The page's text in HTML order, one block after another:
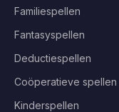
Familiespellen
Fantasyspellen
Deductiespellen
Coöperatieve spellen
Kinderspellen